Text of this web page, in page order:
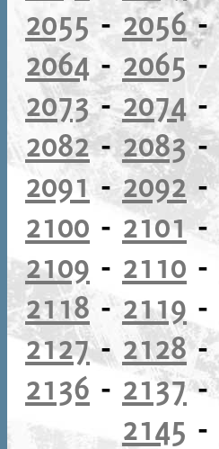
2055 - 2056-
2064 - 2065 -
2073-2074-
2082-2083-
2091 -2092 -
2100 - 2101-
2109 - 2110 -
2118- 2119 -
2127- 2128-
2136 - 2137-
2145 -